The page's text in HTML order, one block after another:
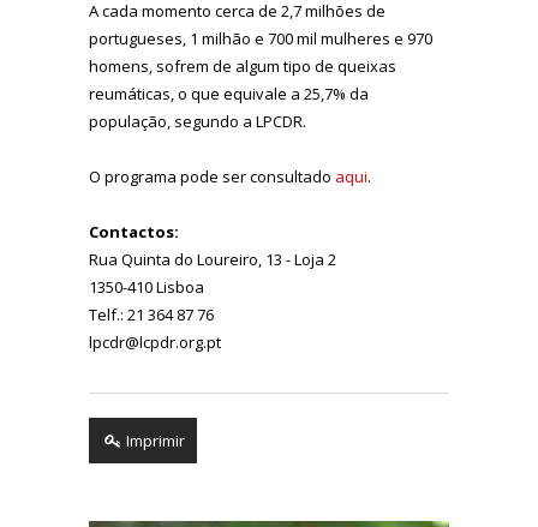
A cada momento cerca de 2,7 milhões de
portugueses, 1 milhão e 700 mil mulheres e 970
homens, sofrem de algum tipo de queixas
reumáticas, o que equivale a 25,7% da
população, segundo a LPCDR.
O programa pode ser consultado aqui.
Contactos:
Rua Quinta do Loureiro, 13 - Loja 2
1350-410 Lisboa
Telf.: 21 364 87 76
lpcdr@lcpdr.org.pt
Imprimir